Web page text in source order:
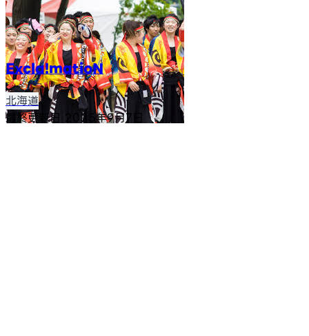
Excla!matioN
北海道
最終更新日 2025年9月7日